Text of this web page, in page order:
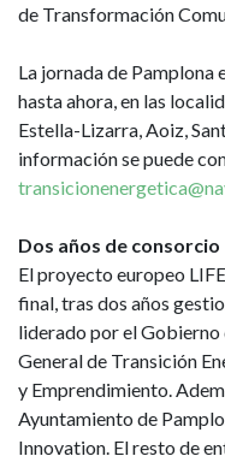
de Transformación
La jornada de Pamplona
hasta ahora, en las
Estella-Lizarra, Aoiz,
información se puede
Dos años de consorcio
El proyecto europeo
final, tras dos años
liderado por el Gobierno
General de Transición
y Emprendimiento.
Ayuntamiento de
Innovation. El resto de